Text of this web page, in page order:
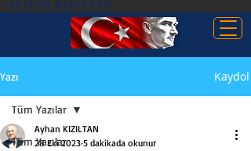
AYHAN KIZILTAN
Yazı Kaydol
Tüm Yazılar
Tüm Yazılar
Ayhan KIZILTAN
28 Eki 2023 5 dakikada okunur